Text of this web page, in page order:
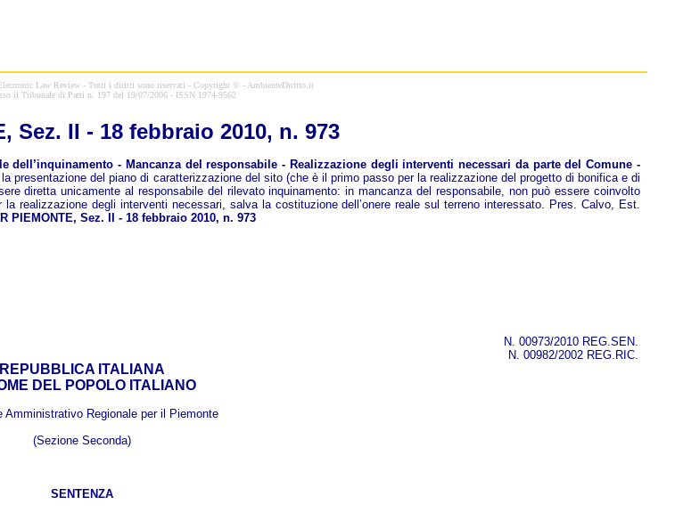
Law Review - Tutti i diritti sono riservati - Copyright © - AmbienteDiritto.it
il Tribunale di Patti n. 197 del 19/07/2006 - ISSN 1974-9562
Sez. II - 18 febbraio 2010, n. 973
dell’inquinamento - Mancanza del responsabile - Realizzazione degli interventi necessari da parte del Comune -
la presentazione del piano di caratterizzazione del sito (che è il primo passo per la realizzazione del progetto di bonifica e di
diretta unicamente al responsabile del rilevato inquinamento: in mancanza del responsabile, non può essere coinvolto
realizzazione degli interventi necessari, salva la costituzione dell’onere reale sul terreno interessato. Pres. Calvo, Est.
PIEMONTE, Sez. II - 18 febbraio 2010, n. 973
N. 00973/2010 REG.SEN.
N. 00982/2002 REG.RIC.
REPUBBLICA ITALIANA
DEL POPOLO ITALIANO
Amministrativo Regionale per il Piemonte
(Sezione Seconda)
SENTENZA